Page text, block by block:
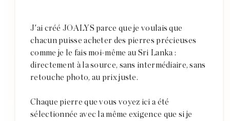
J'ai créé JOALYS parce que je voulais que
chacun puisse acheter des pierres précieuses
comme je le fais moi-même au Sri Lanka :
directement à la source, sans intermédiaire, sans
retouche photo, au prix juste.
Chaque pierre que vous voyez ici a été
sélectionnée avec la même exigence que si je